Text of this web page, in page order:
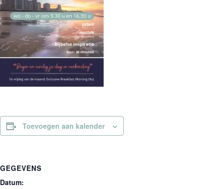
Toevoegen aan kalender
GEGEVENS
Datum: